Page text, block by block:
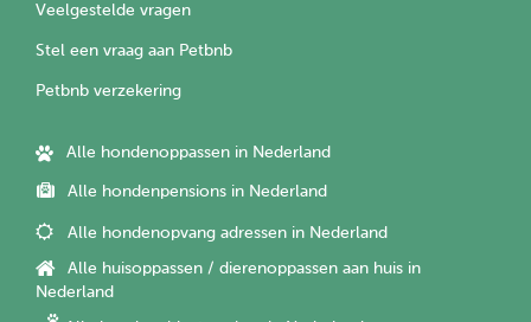
Veelgestelde vragen
Stel een vraag aan Petbnb
Petbnb verzekering
Alle hondenoppassen in Nederland
Alle hondenpensions in Nederland
Alle hondenopvang adressen in Nederland
Alle huisoppassen / dierenoppassen aan huis in
Nederland